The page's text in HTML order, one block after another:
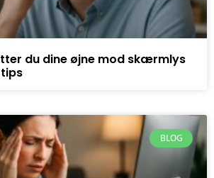
du dine øjne mod skærmlys
BLOG